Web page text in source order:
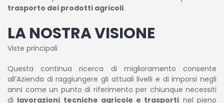
trasporto dei prodotti agricoli.
LA NOSTRA VISIONE
Viste principali
Questa continua ricerca di miglioramento consente
all’Azienda di raggiungere gli attuali livelli e di imporsi negli
anni come un punto di riferimento per chiunque necessiti
di lavorazioni tecniche agricole e trasporti nel pieno